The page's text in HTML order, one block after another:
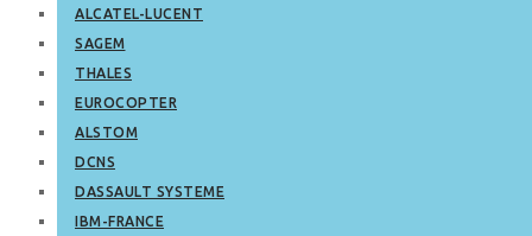
ALCATEL-LUCENT
SAGEM
THALES
EUROCOPTER
ALSTOM
DCNS
DASSAULT SYSTEME
IBM-FRANCE